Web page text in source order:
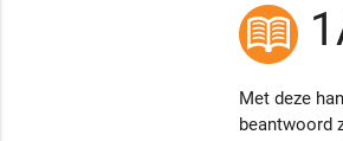
Met deze
beantwoord